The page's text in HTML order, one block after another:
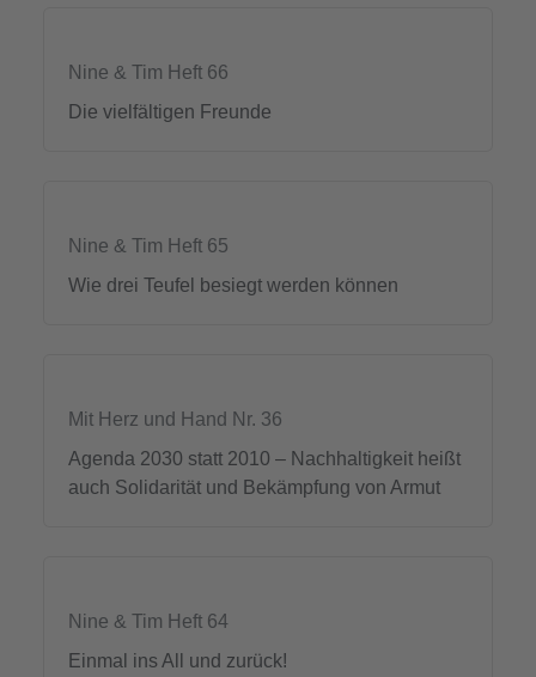
Nine & Tim Heft 66
Die vielfältigen Freunde
Nine & Tim Heft 65
Wie drei Teufel besiegt werden können
Mit Herz und Hand Nr. 36
Agenda 2030 statt 2010 – Nachhaltigkeit heißt
auch Solidarität und Bekämpfung von Armut
Nine & Tim Heft 64
Einmal ins All und zurück!